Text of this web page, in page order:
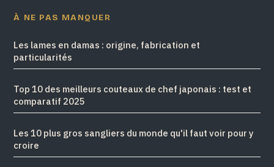
À NE PAS MANQUER
Les lames en damas : origine, fabrication et
particularités
Top 10 des meilleurs couteaux de chef japonais : test et
comparatif 2025
Les 10 plus gros sangliers du monde qu'il faut voir pour y
croire